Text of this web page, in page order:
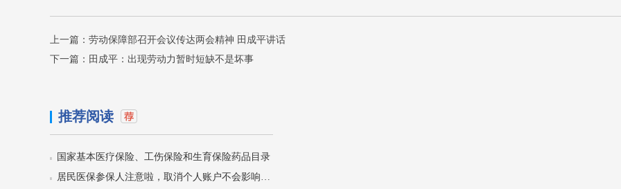
上一篇： 劳动保障部召开会议传达两会精神 田成平讲话
下一篇： 田成平：出现劳动力暂时短缺不是坏事
推荐阅读
国家基本医疗保险、工伤保险和生育保险药品目录